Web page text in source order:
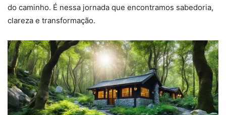
do caminho. É nessa jornada que encontramos sabedoria,
clareza e transformação.